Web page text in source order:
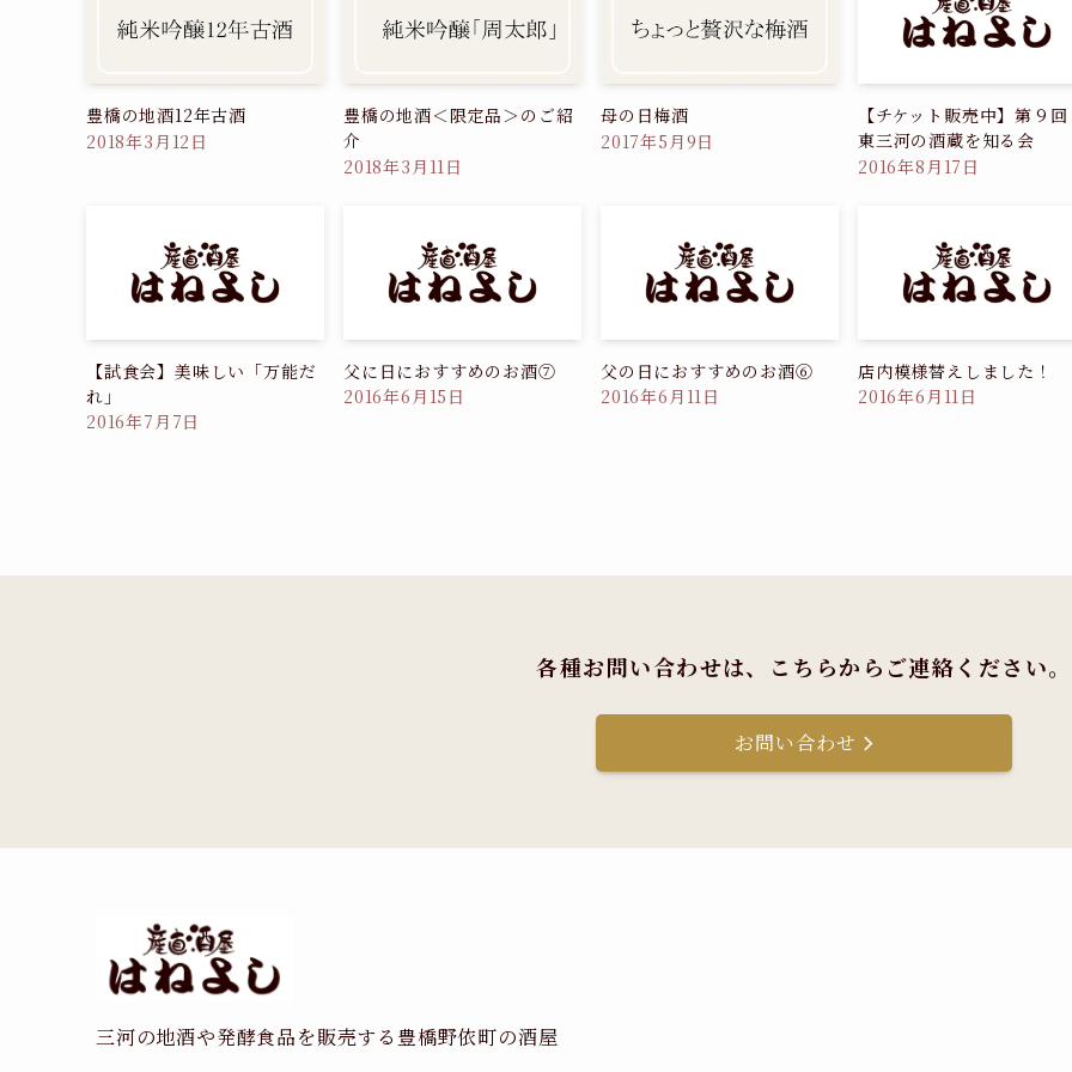
豊橋の地酒12年古酒
2018年3月12日
豊橋の地酒＜限定品＞のご紹
介
2018年3月11日
母の日梅酒
2017年5月9日
【チケット販売中】第９
東三河の酒蔵を知る会
2016年8月17日
【試食会】美味しい「万能だ
れ」
2016年7月7日
父に日におすすめのお酒⑦
2016年6月15日
父の日におすすめのお酒⑥
2016年6月11日
店内模様替えしました！
2016年6月11日
各種お問い合わせは、 こちらからご連絡ください。
お問い合わせ
三河の地酒や発酵食品を販売する豊橋野依町の酒屋